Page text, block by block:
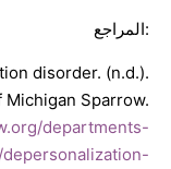
المراجع:
disorder. (n.d.).
Sparrow.
departments-